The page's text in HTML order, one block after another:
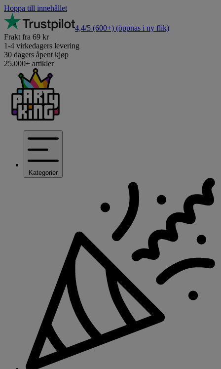
Hoppa till innehållet
4,4/5 (600+) (öppnas i ny flik)
Frakt fra 69 kr
1-4 virkedagers levering
30 dagers åpent kjøp
25.000+ artikler
Kategorier